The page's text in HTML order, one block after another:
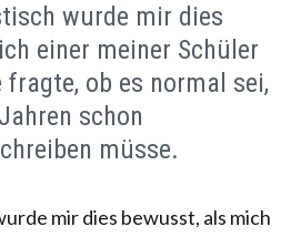
wurde mir dies
einer meiner Schüler
fragte, ob es normal sei,
schon
müsse.
mir dies bewusst, als mich